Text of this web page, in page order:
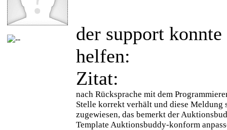
der support
helfen:
Zitat:
nach Rücksprache mit dem
Stelle korrekt verhält und diese
zugewiesen, das bemerkt der
Template Auktionsbuddy-konform